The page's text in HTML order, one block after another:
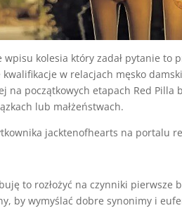
wpisu kolesia który zadał pytanie to
w relacjach męsko
na początkowych etapach Red Pilla
lub małżeństwach.
jacktenofhearts na portalu
to rozłożyć na czynniki pierwsze
by wymyślać dobre synonimy i